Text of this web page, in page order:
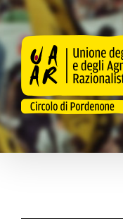
Salta
al
contenuto